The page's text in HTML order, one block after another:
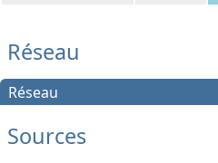
Réseau
Réseau
Sources